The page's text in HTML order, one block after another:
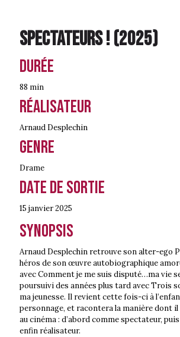
Spectateurs !(2025)
Durée
88 min
Réalisateur
Arnaud Desplechin
Genre
Drame
Date de sortie
15 janvier2025
Synopsis
Arnaud Desplechin retrouve son alter-ego
héros de son œuvre autobiographique
avec Comment je me suis disputé…ma vie
poursuivi des années plus tard avec Trois
ma jeunesse. Il revient cette fois-ci à
personnage, et racontera la manière dont
au cinéma : d’abord comme spectateur,
enfin réalisateur.